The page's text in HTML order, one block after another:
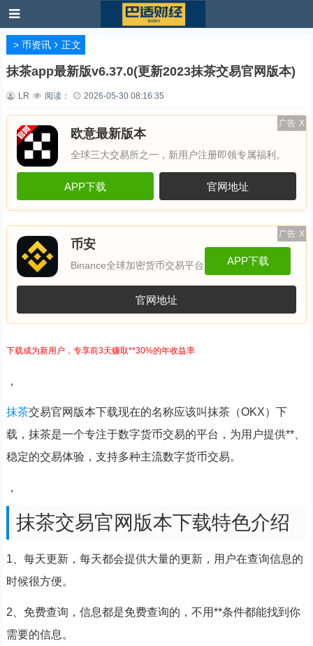
> 币资讯 正文
抹茶app最新版v6.37.0(更新2023抹茶交易官网版本)
LR 阅读： 2026-05-30 08:16:35
广告 X
欧意最新版本
全球三大交易所之一，新用户注册即领专属福利。
APP下载 官网地址
广告 X
币安
Binance全球加密货币交易平台 APP下载
官网地址
下载成为新用户，专享前3天赚取**30%的年收益率
，
抹茶交易官网版本下载现在的名称应该叫抹茶（OKX）下
载，抹茶是一个专注于数字货币交易的平台，为用户提供**、
稳定的交易体验，支持多种主流数字货币交易。
，
抹茶交易官网版本下载特色介绍
1、每天更新，每天都会提供大量的更新，用户在查询信息的
时候很方便。
2、免费查询，信息都是免费查询的，不用**条件都能找到你
需要的信息。